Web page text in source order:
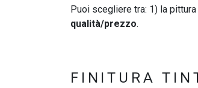
Puoi scegliere tra: 1) la pittura
qualità/prezzo.
FINITURA